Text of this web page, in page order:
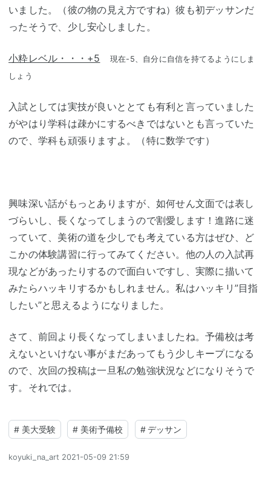
いました。（彼の物の見え方ですね）彼も初デッサンだ
ったそうで、少し安心しました。
小粋レベル・・・+5
現在-5、自分に自信を持てるようにしま
しょう
入試としては実技が良いととても有利と言っていました
がやはり学科は疎かにするべきではないとも言っていた
ので、学科も頑張りますよ。（特に数学です）
興味深い話がもっとありますが、如何せん文面では表し
づらいし、長くなってしまうので割愛します！進路に迷
っていて、美術の道を少しでも考えている方はぜひ、ど
こかの体験講習に行ってみてください。他の人の入試再
現などがあったりするので面白いですし、実際に描いて
みたらハッキリするかもしれません。私はハッキリ”目指
したい”と思えるようになりました。
さて、前回より長くなってしまいましたね。予備校は考
えないといけない事がまだあってもう少しキープになる
ので、次回の投稿は一旦私の勉強状況などになりそうで
す。それでは。
# 美大受験 # 美術予備校 # デッサン
koyuki_na_art 2021-05-09 21:59